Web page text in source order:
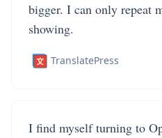
bigger. I can only repeat
showing.
TranslatePress
I find myself turning to